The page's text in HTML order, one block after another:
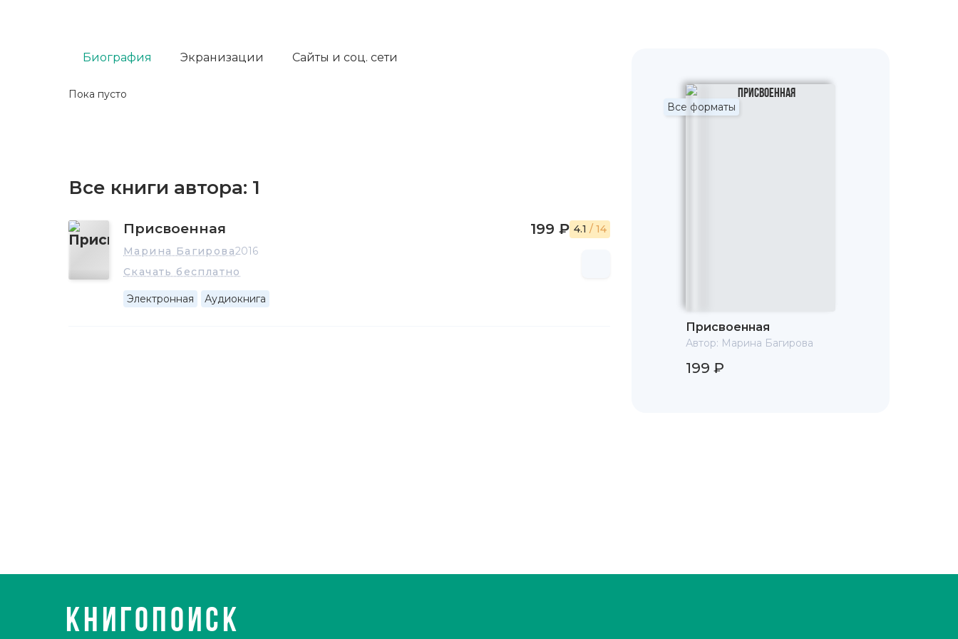
Пока пусто
Биография Экранизации Сайты и соц. сети
Все книги автора: 1
Присвоенная
Марина Багирова2016
Скачать бесплатно
Электронная Аудиокнига
199 ₽ 4.1 / 14
Все форматы
Присвоенная
Автор: Марина Багирова
199 ₽
КНИГОПОИСК